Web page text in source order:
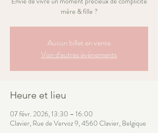
mère & fille ?
Aucun billet en vente
Voir d'autres événements
Heure et lieu
07 févr. 2026, 13:30 – 16:00
Clavier, Rue de Vervoz 9, 4560 Clavier, Belgique